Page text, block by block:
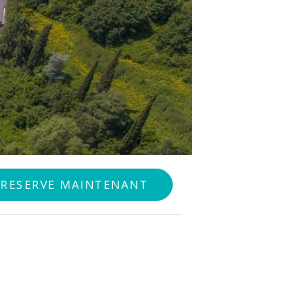
RESERVE MAINTENANT